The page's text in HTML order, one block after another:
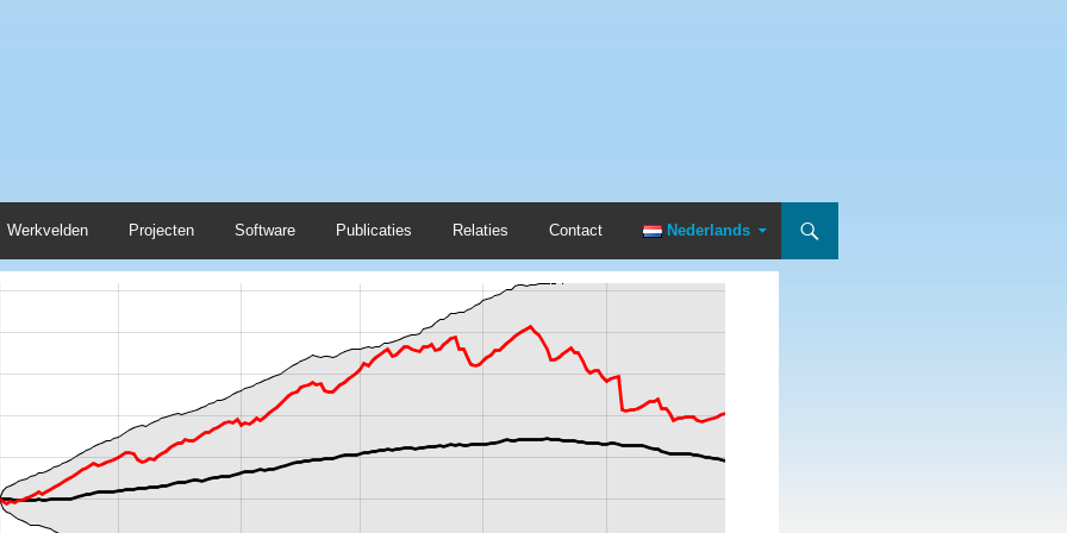
Werkvelden Projecten Software Publicaties Relaties Contact Nederlands